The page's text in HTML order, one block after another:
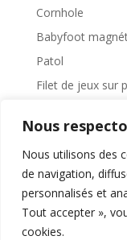
Nous
Nous utilisons des
de navigation,
personnalisés et
Tout accepter »,
cookies.
Cornhole
Babyfoot
Patol
Filet de jeux sur
Aucun